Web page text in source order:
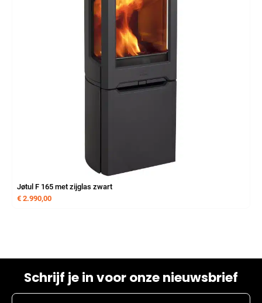
Jøtul F 165 met zijglas zwart
€ 2.990,00
Schrijf je in voor onze nieuwsbrief